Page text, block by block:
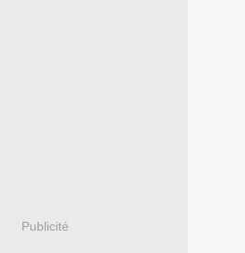
Publicité